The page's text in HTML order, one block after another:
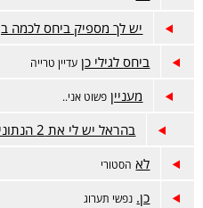
יש לך מספיק ביחס לכמה
ביחס לגילי כן עדיין טרייה
מעניין פשוט אני..
בהראל יש לי את 2 הנתונים האלו
לא הסטורי
כן. נפשי תערוג